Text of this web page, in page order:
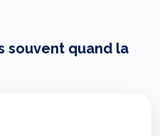
souvent quand la